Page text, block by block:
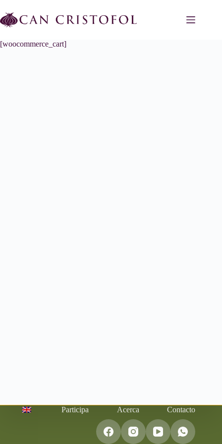
contenido
[woocommerce_cart]
Participa Acerca Contacto